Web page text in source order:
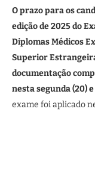
O prazo para os
edição de 2025 do
Diplomas Médicos
Superior
documentação
nesta segunda (20)
exame foi aplicado